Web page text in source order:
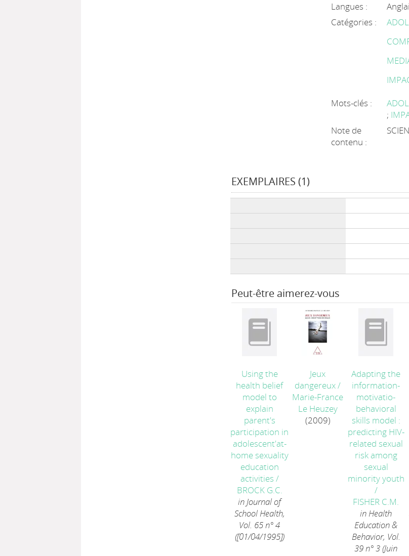
Langues :
Catégories :
Mots-clés :
;
Note de
contenu :
EXEMPLAIRES (1)
Peut-être aimerez-vous
Using the
health belief
model to
explain
parent's
participation in
adolescent'at-
home sexuality
education
activities /
BROCK G.C.
in Journal of
School Health,
Vol. 65 n° 4
([01/04/1995])
Jeux
dangereux/
Marie-France
Le Heuzey
(2009)
Adapting the
information-
motivatio-
behavioral
skills model :
predicting HIV-
related sexual
risk among
sexual
minority youth
/
FISHER C.M.
in Health
Education &
Behavior, Vol.
39 n° 3 (Juin